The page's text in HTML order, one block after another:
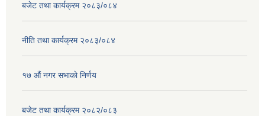
बजेट तथा कार्यक्रम २०८३/०८४
नीति तथा कार्यक्रम २०८३/०८४
१७ ‌‍औं नगर सभाकाे निर्णय
बजेट तथा कार्यक्रम २०८२/०८३